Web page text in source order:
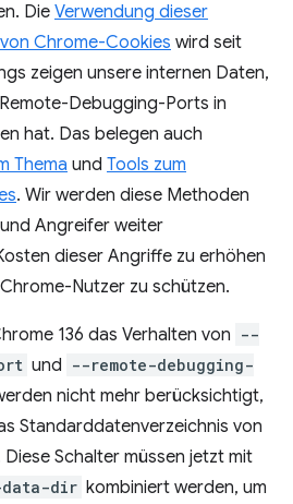
DieVerwendung dieser
Chrome-Cookies wird seit
zeigen unsere internen Daten,
Debugging-Ports in
hat. Das belegen auch
Thema und Tools zum
. Wir werden diese Methoden
Angreifer weiter
dieser Angriffe zu erhöhen
Nutzer zu schützen.
136 das Verhalten von --
und --remote-debugging-
nicht mehr berücksichtigt,
Standarddatenverzeichnis von
Schalter müssen jetzt mit
dir kombiniert werden, um